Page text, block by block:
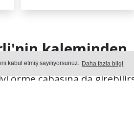
kabul etmiş sayılıyorsunuz. Daha fazla bilgi
örme çabasına da